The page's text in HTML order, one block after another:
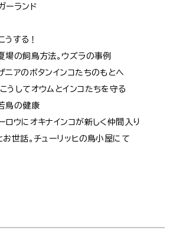
ーランド
うする！
場の飼鳥方法。ウズラの事例
ニアのボタンインコたちのもとへ
うしてオウムとインコたちを守る
鳥の健康
ロウにオキナインコが新しく仲間入り
世話。チューリッヒの鳥小屋にて